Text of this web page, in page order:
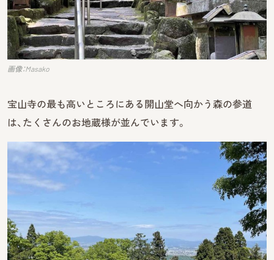
画像：Masako
宝山寺の最も高いところにある開山堂へ向かう森の参道
は、たくさんのお地蔵様が並んでいます。